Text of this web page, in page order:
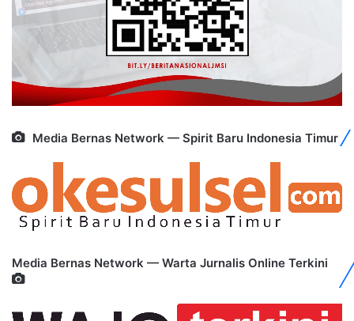
Media Bernas Network — Spirit Baru Indonesia Timur
Media Bernas Network — Warta Jurnalis Online Terkini